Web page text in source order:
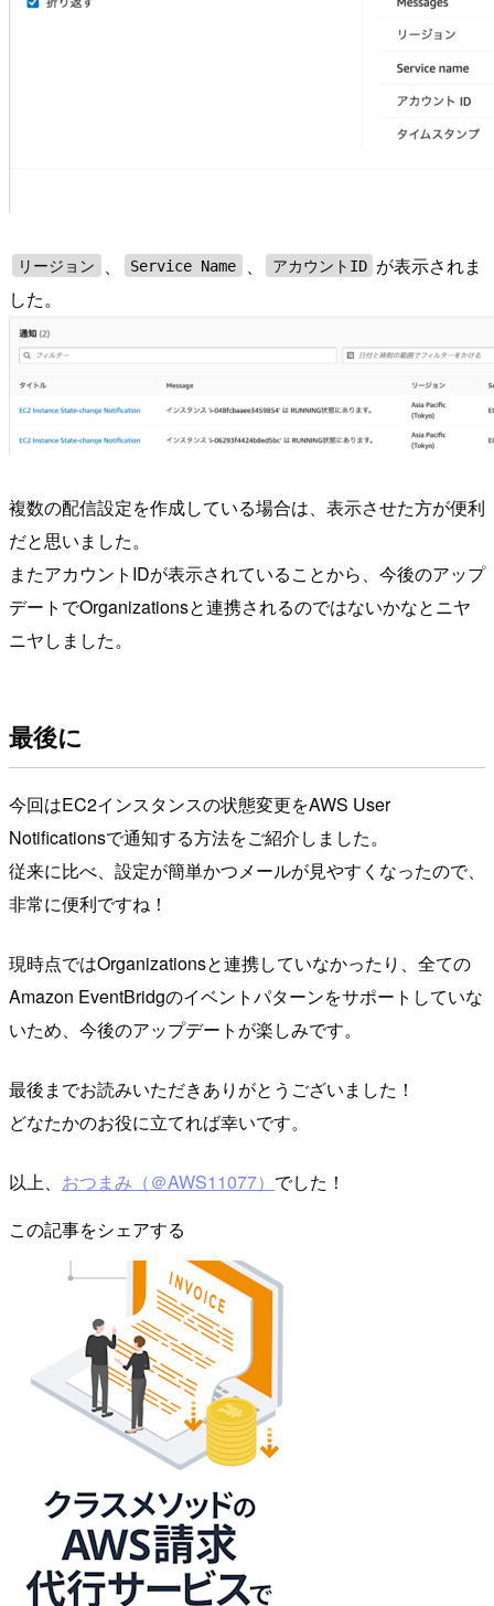
リージョン 、 Service Name 、 アカウントID が表示されま
した。
複数の配信設定を作成している場合は、表示させた方が便利
だと思いました。
またアカウントIDが表示されていることから、今後のアップ
デートでOrganizationsと連携されるのではないかなとニヤ
ニヤしました。
最後に
今回はEC2インスタンスの状態変更をAWS User
Notificationsで通知する方法をご紹介しました。
従来に比べ、設定が簡単かつメールが見やすくなったので、
非常に便利ですね！
現時点ではOrganizationsと連携していなかったり、全ての
Amazon EventBridgのイベントパターンをサポートしていな
いため、今後のアップデートが楽しみです。
最後までお読みいただきありがとうございました！
どなたかのお役に立てれば幸いです。
以上、 おつまみ（＠AWS11077） でした！
この記事をシェアする